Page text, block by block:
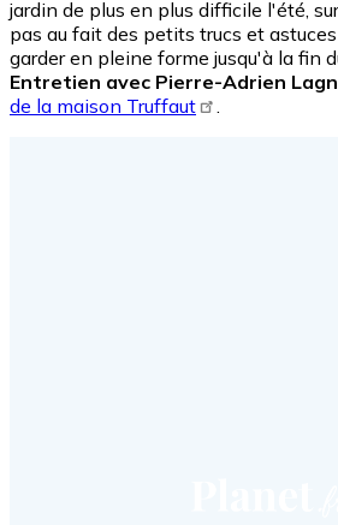
jardin de plus en plus difficile l'été,
pas au fait des petits trucs et
garder en pleine forme jusqu'à la fin
Entretien avec Pierre-Adrien
de la maison Truffaut